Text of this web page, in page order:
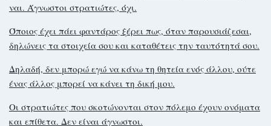
ναι. Άγνωστοι στρατιώτες, όχι.
Όποιος έχει πάει φαντάρος ξέρει πως, όταν παρουσιάζεσαι,
δηλώνεις τα στοιχεία σου και καταθέτεις την ταυτότητά σου.
Δηλαδή, δεν μπορώ εγώ να κάνω τη θητεία ενός άλλου, ούτε
ένας άλλος μπορεί να κάνει τη δική μου.
Οι στρατιώτες που σκοτώνονται στον πόλεμο έχουν ονόματα
και επίθετα. Δεν είναι άγνωστοι.